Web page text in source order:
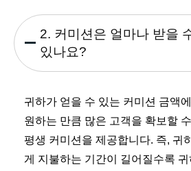
2. 커미션은 얼마나 받을
있나요?
귀하가 얻을 수 있는 커미션 금액
원하는 만큼 많은 고객을 확보할
평생 커미션을 제공합니다. 즉, 귀
게 지불하는 기간이 길어질수록 귀